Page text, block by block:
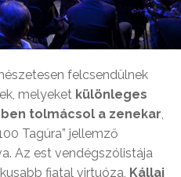
felcsendülnek
melyeket különleges
tolmácsol a zenekar,
Tagúra” jellemző
Az est vendégszólistája
fiatal virtuóza, Kállai